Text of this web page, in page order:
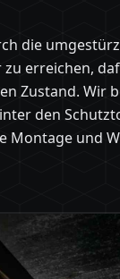
die
erreichen,
Zustand. Wir
den
Montage und